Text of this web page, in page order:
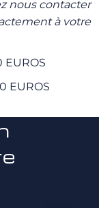
nous contacter
à votre
EUROS
EUROS